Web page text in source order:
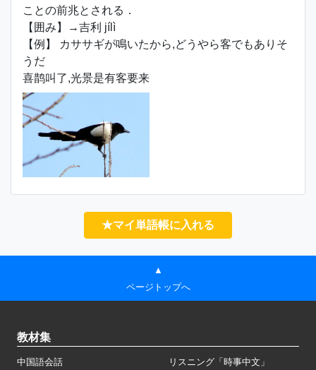
ことの前兆とされる．
【囲み】→吉利 jílì
【例】 カササギが鳴いたから,どうやら客でもありそ
うだ
喜鹊叫了,光景是有客要来
★マイ単語帳に入れる
▲
ページトップへ
教材集
中国語会話
リスニング「時事中文」